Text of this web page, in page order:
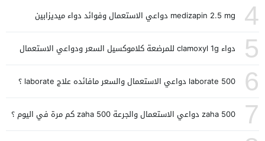
4 medizapin 2.5 mg دواعي الاستعمال وفوائد دواء ميديزابين
5 دواء clamoxyl 1g للمرضعة كلاموكسيل السعر ودواعي الاستعمال
6 laborate 500 دواعي الاستعمال والسعر مافائده علاج laborate ؟
7 zaha 500 دواعي الاستعمال والجرعة zaha 500 كم مرة في اليوم ؟